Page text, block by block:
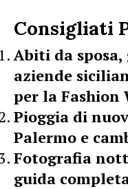
Consigliati
Abiti da
aziende
per la Fashion
Pioggia di
Palermo e
Fotografia
guida